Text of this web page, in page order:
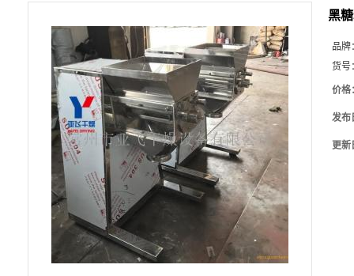
黑
品牌
货号
价格
发布
更新